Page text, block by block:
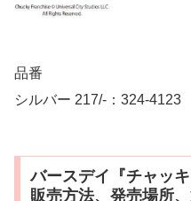
品番
シルバー 217/-：324-4123
バースデイ『チャッ
販売方法、発売場所